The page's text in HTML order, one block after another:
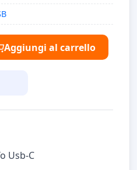
Aggiungi al carrello
Usb-C